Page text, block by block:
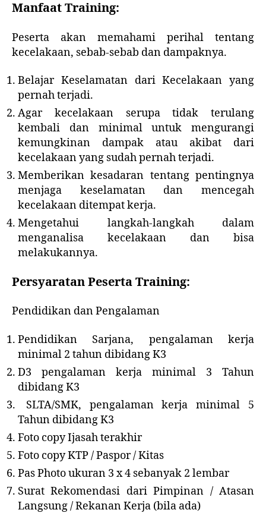
Manfaat Training:
Peserta akan memahami perihal tentang
kecelakaan, sebab-sebab dan dampaknya.
Belajar Keselamatan dari Kecelakaan yang
pernah terjadi.
Agar kecelakaan serupa tidak terulang
kembali dan minimal untuk mengurangi
kemungkinan dampak atau akibat dari
kecelakaan yang sudah pernah terjadi.
Memberikan kesadaran tentang pentingnya
menjaga keselamatan dan mencegah
kecelakaan ditempat kerja.
Mengetahui langkah-langkah dalam
menganalisa kecelakaan dan bisa
melakukannya.
Persyaratan Peserta Training:
Pendidikan dan Pengalaman
Pendidikan Sarjana, pengalaman kerja
minimal 2 tahun dibidang K3
D3 pengalaman kerja minimal 3 Tahun
dibidang K3
SLTA/SMK, pengalaman kerja minimal 5
Tahun dibidang K3
Foto copy Ijasah terakhir
Foto copy KTP / Paspor / Kitas
Pas Photo ukuran 3 x 4 sebanyak 2 lembar
Surat Rekomendasi dari Pimpinan / Atasan
Langsung / Rekanan Kerja (bila ada)